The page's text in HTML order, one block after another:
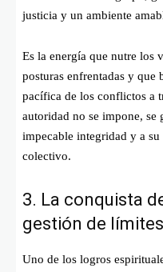
justicia y un ambiente
Es la energía que nutre los
posturas enfrentadas y que
pacífica de los conflictos a
autoridad no se impone, se
impecable integridad y a
colectivo.
3. La conquista
gestión de
Uno de los logros